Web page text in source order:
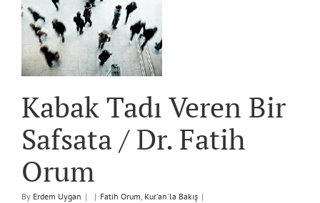
Kabak Tadı Veren Bir
Safsata / Dr. Fatih
Orum
By Erdem Uygan | | Fatih Orum, Kur'an'la Bakış |